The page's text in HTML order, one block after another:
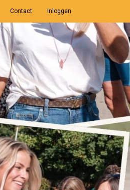
Contact Inloggen